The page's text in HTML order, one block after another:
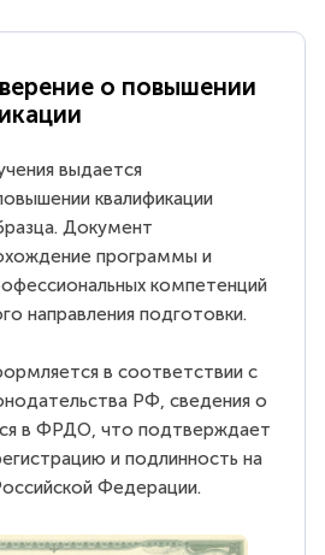
о повышении
выдается
квалификации
Документ
программы и
компетенций
направления подготовки.
в соответствии с
РФ, сведения о
в ФРДО, что подтверждает
и подлинность на
Федерации.